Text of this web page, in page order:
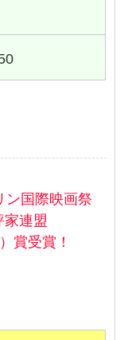
ン国際映画祭
家連盟
賞受賞！